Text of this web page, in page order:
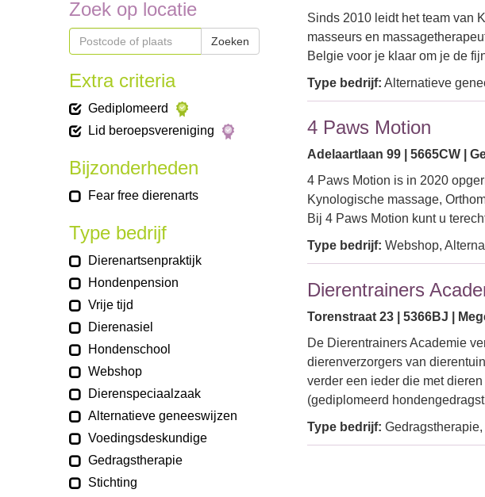
Zoek op locatie
Zoeken
Extra criteria
Gediplomeerd
Lid beroepsvereniging
Bijzonderheden
Fear free dierenarts
Type bedrijf
Dierenartsenpraktijk
Hondenpension
Vrije tijd
Dierenasiel
Hondenschool
Webshop
Dierenspeciaalzaak
Alternatieve geneeswijzen
Voedingsdeskundige
Gedragstherapie
Stichting
Sinds 2010 leidt het team van
masseurs en
Belgie voor je klaar om je de
Type bedrijf: Alternatieve
4 Paws Motion
Adelaartlaan 99 | 5665CW |
4 Paws Motion is in 2020
Kynologische massage,
Bij 4 Paws Motion kunt u
Type bedrijf: Webshop,
Dierentrainers
Torenstraat 23 | 5366BJ |
De Dierentrainers Academie
dierenverzorgers van
verder een ieder die met
(gediplomeerd
Type bedrijf: